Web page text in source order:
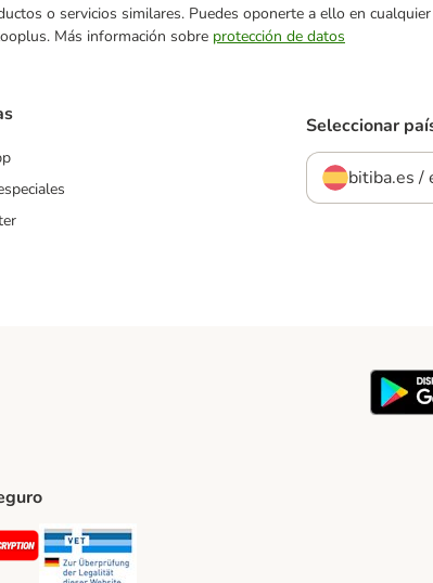
o servicios similares. Puedes oponerte a ello en
Más información sobre protección de datos
Seleccionar
bitiba.es /
Security